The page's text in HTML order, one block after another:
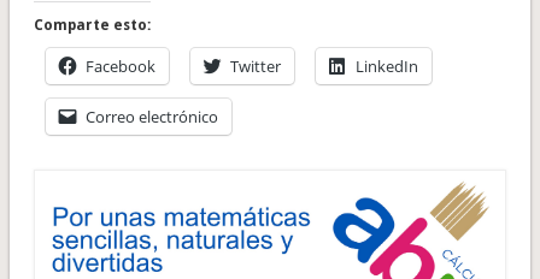
Comparte esto:
Facebook Twitter LinkedIn
Correo electrónico